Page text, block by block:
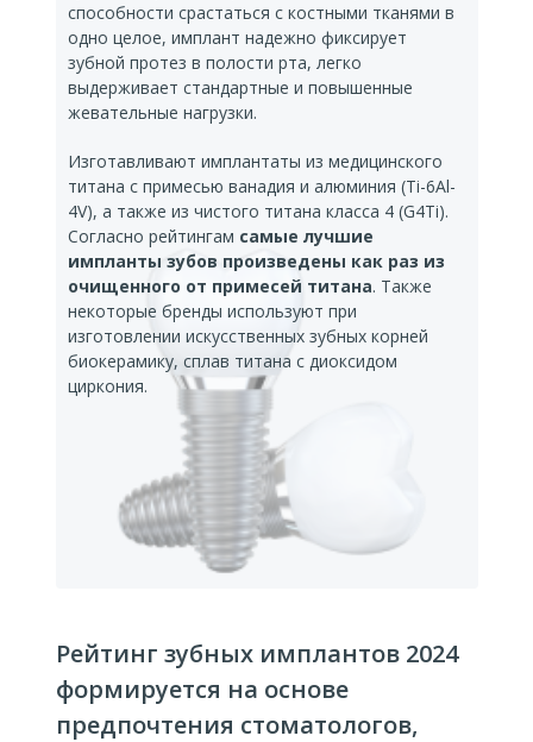
способности срастаться с костными тканями в
одно целое, имплант надежно фиксирует
зубной протез в полости рта, легко
выдерживает стандартные и повышенные
жевательные нагрузки.
Изготавливают имплантаты из медицинского
титана с примесью ванадия и алюминия (Ti-6Al-
4V), а также из чистого титана класса 4 (G4Ti).
Согласно рейтингам самые лучшие
импланты зубов произведены как раз из
очищенного от примесей титана. Также
некоторые бренды используют при
изготовлении искусственных зубных корней
биокерамику, сплав титана с диоксидом
циркония.
Рейтинг зубных имплантов 2024
формируется на основе
предпочтения стоматологов,